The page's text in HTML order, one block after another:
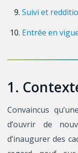
Suivi et
Entrée en
1.
Convaincus
d’ouvrir de
d’inaugurer des